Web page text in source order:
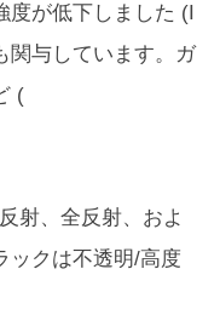
度が低下しました (
関与しています。ガ
(
射、全反射、およ
ックは不透明/高度